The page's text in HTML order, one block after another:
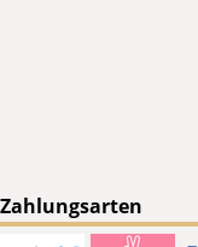
Zahlungsarten